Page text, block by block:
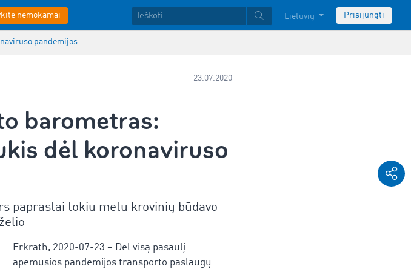
nemokamai Lietuvių Prisijungti
pandemijos
23.07.2020
barometras:
dėl koronaviruso
paprastai tokiu metu krovinių būdavo
Erkrath, 2020-07-23 – Dėl visą pasaulį
apėmusios pandemijos transporto paslaugų